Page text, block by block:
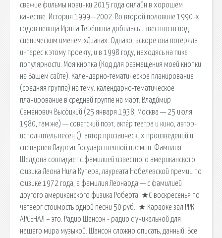
свежие фильмы новинки 2015 года онлайн в хорошем
качестве. История 1999—2002. Во второй половине 1990-х
годов певица Ирина Терёшина добилась известности под
сценическим именем «Диана». Однако, вскоре она потеряла
интерес к этому проекту, и в 1998 году, находясь на пике
популярности. Моя кнопка (Код для размещения моей кнопки
на Вашем сайте). Календарно-тематическое планирование
(средняя группа) на тему: календарно-тематическое
планирование в средней группе на март. Влади́мир
Семёнович Высо́цкий (25 января 1938, Москва — 25 июля
1980, там же) — советский поэт, актёр театра и кино, автор-
исполнитель песен (); автор прозаических произведений и
сценариев.Лауреат Государственной премии. Фамилия
Шелдона совпадает с фамилией известного американского
физика Леона Нила Купера, лауреата Нобелевской премии по
физике 1972 года, а фамилия Леонарда — с фамилией
другого американского физика Роберта. ★С воскресенья по
четверг стоимость одной песни 50 руб.! ★ Караоке зал РРК
АРСЕНАЛ – это. Радио Шансон - радио с уникальной для
нашего мира музыкой. Шансон сложно описать, данный. Все